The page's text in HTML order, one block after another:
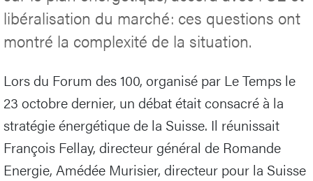
libéralisation du marché: ces questions ont
montré la complexité de la situation.
Lors du Forum des 100, organisé par Le Temps le
23 octobre dernier, un débat était consacré à la
stratégie énergétique de la Suisse. Il réunissait
François Fellay, directeur général de Romande
Energie, Amédée Murisier, directeur pour la Suisse